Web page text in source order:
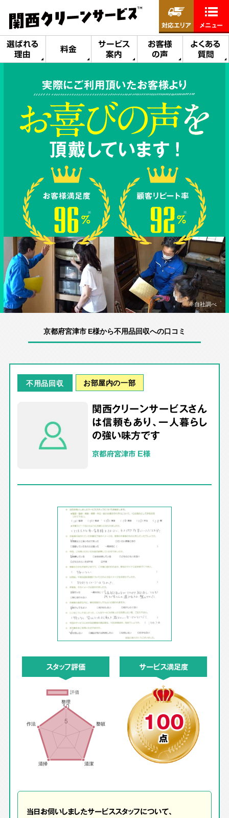
選ばれる
理由
料金
サービス
案内
お客様
の声
よくある
質問
対応エリア メニュー
実際にご利用頂いたお客様より
※自社調べ
京都府宮津市 E様から不用品回収への口コミ
不用品回収 お部屋内の一部
関西クリーンサービスさん
は信頼もあり、一人暮らし
の強い味方です
京都府宮津市 E様
スタッフ評価 サービス満足度
100
点
当日お伺いしましたサービススタッフについて、